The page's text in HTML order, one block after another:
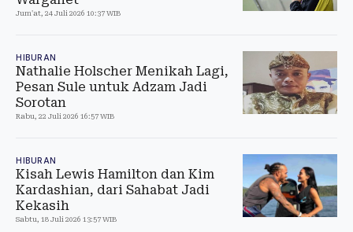
Jum'at, 24 Juli 2026 10:37 WIB
HIBURAN
Nathalie Holscher Menikah Lagi,
Pesan Sule untuk Adzam Jadi
Sorotan
Rabu, 22 Juli 2026 16:57 WIB
HIBURAN
Kisah Lewis Hamilton dan Kim
Kardashian, dari Sahabat Jadi
Kekasih
Sabtu, 18 Juli 2026 13:57 WIB